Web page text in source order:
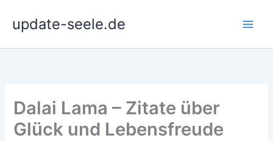
Inhalt
springen
update-seele.de
Dalai Lama – Zitate über
Glück und Lebensfreude